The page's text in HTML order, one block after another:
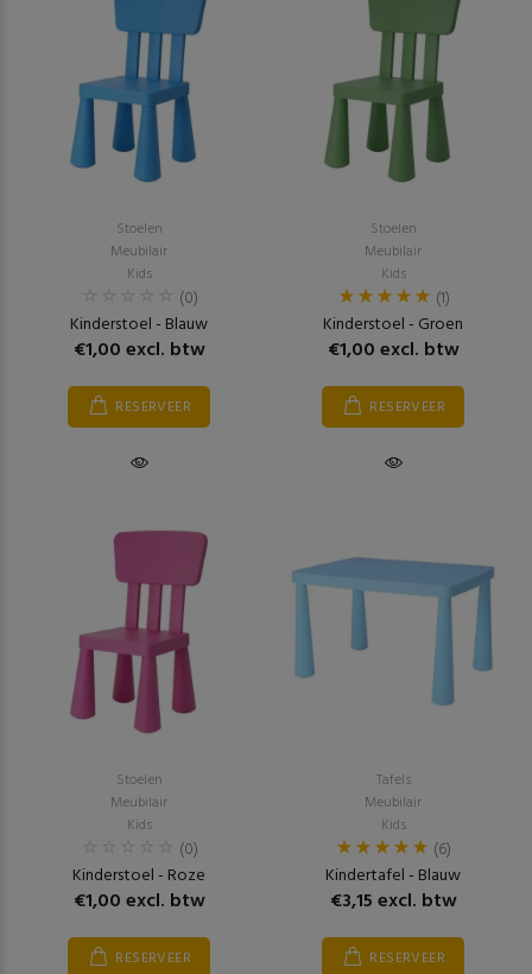
Stoelen
Meubilair
Kids
(0)
Kinderstoel - Blauw
€1,00 excl. btw
RESERVEER
Stoelen
Meubilair
Kids
(1)
Kinderstoel - Groen
€1,00 excl. btw
RESERVEER
Stoelen
Meubilair
Kids
(0)
Kinderstoel - Roze
€1,00 excl. btw
RESERVEER
Tafels
Meubilair
Kids
(6)
Kindertafel - Blauw
€3,15 excl. btw
RESERVEER